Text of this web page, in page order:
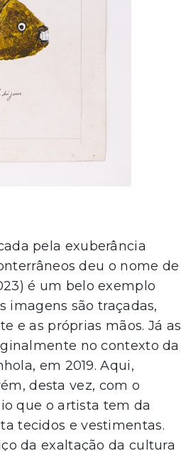
pela exuberância
deu o nome de
é um belo exemplo
imagens são traçadas,
e as próprias mãos. Já as
no contexto da
em 2019. Aqui,
desta vez, com o
que o artista tem da
tecidos e vestimentas.
da exaltação da cultura